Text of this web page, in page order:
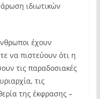
ιδιωτικών
έχουν
να πιστεύουν ότι η
τις παραδοσιακές
τις
της έκφρασης –